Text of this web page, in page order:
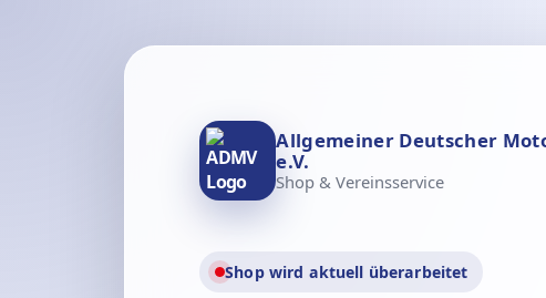
Allgemeiner Deutscher
e.V.
Shop & Vereinsservice
Shop wird aktuell überarbeitet